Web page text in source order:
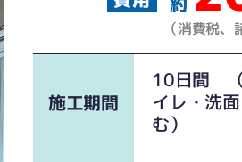
（消費税、
施工期間
10日間 （
イレ・洗
む）